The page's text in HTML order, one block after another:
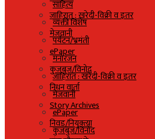
जाहिरात : खरेदी-विक्री व इतर
मेजवानी
ePaper
कुजबुज/विनोद
निधन वार्ता
Story Archives
निवड/नियुक्त्या
साहित्य
व्यक्ती विशेष
पर्यटन/भ्रमंती
मनोरंजन
जाहिरात : खरेदी-विक्री व इतर
मेजवानी
ePaper
कुजबुज/विनोद